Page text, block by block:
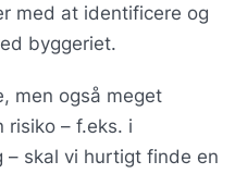
med at identificere og
byggeriet.
men også meget
risiko – f.eks. i
skal vi hurtigt finde en